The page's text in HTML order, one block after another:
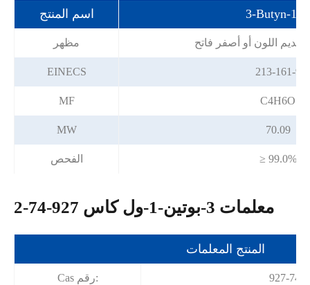
اسم المنتج 3-Butyn-1-ol
مظهر اللون أو أصفر فاتح
EINECS 213-161-9
MF C4H6O
MW 70.09
الفحص ≥ 99.0%
معلمات 3-بوتين-1-ول كاس 927-74-2
المنتج المعلمات
Cas رقم: 927-74-2